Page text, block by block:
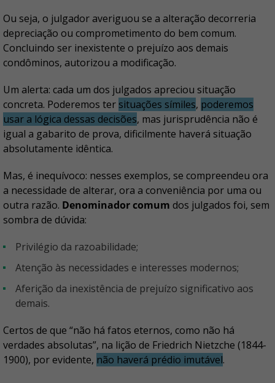
Ou seja, o julgador averiguou se a alteração decorreria
depreciação ou comprometimento do bem comum.
Concluindo ser inexistente o prejuízo aos demais
condôminos, autorizou a modificação.
Um alerta: cada um dos julgados apreciou situação
concreta. Poderemos ter situações símiles, poderemos
usar a lógica dessas decisões, mas jurisprudência não é
igual a gabarito de prova, dificilmente haverá situação
absolutamente idêntica.
Mas, é inequívoco: nesses exemplos, se compreendeu ora
a necessidade de alterar, ora a conveniência por uma ou
outra razão. Denominador comum dos julgados foi, sem
sombra de dúvida:
Privilégio da razoabilidade;
Atenção às necessidades e interesses modernos;
Aferição da inexistência de prejuízo significativo aos
demais.
Certos de que “não há fatos eternos, como não há
verdades absolutas”, na lição de Friedrich Nietzche (1844-
1900), por evidente, não haverá prédio imutável.